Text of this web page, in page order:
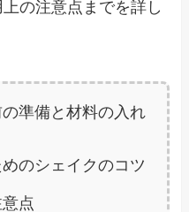
の注意点までを詳し
準備と材料の入れ
のシェイクのコツ
点